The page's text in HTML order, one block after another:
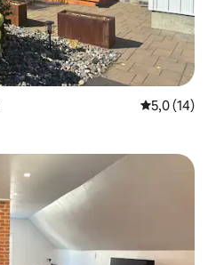
Nilai rata-
5,0 (14)